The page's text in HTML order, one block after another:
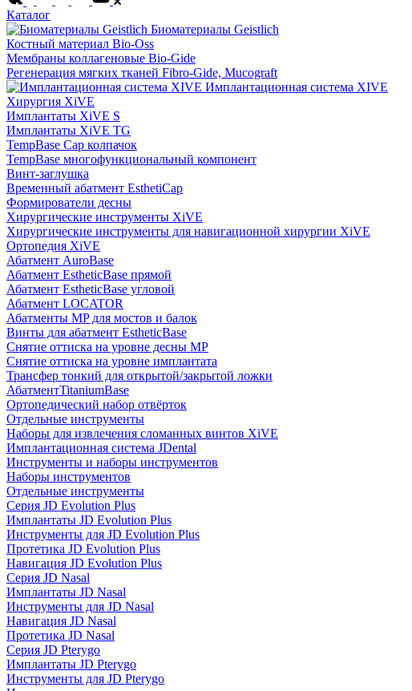
Каталог
Биоматериалы Geistlich
Костный материал Bio-Oss
Мембраны коллагеновые Bio-Gide
Регенерация мягких тканей Fibro-Gide, Mucograft
Имплантационная система XIVE
Хирургия XiVE
Имплантаты XiVE S
Имплантаты XiVE TG
TempBase Cap колпачок
TempBase многофункциональный компонент
Винт-заглушка
Временный абатмент EsthetiCap
Формирователи десны
Хирургические инструменты XiVE
Хирургические инструменты для навигационной хирургии XiVE
Ортопедия XiVE
Абатмент AuroBase
Абатмент EstheticBase прямой
Абатмент EstheticBase угловой
Абатмент LOCATOR
Абатменты MP для мостов и балок
Винты для абатмент EstheticBase
Снятие оттиска на уровне десны MP
Снятие оттиска на уровне имплантата
Трансфер тонкий для открытой/закрытой ложки
АбатментTitaniumBase
Ортопедический набор отвёрток
Отдельные инструменты
Наборы для извлечения сломанных винтов XiVE
Имплантационная система JDental
Инструменты и наборы инструментов
Наборы инструментов
Отдельные инструменты
Серия JD Evolution Plus
Имплантаты JD Evolution Plus
Инструменты для JD Evolution Plus
Протетика JD Evolution Plus
Навигация JD Evolution Plus
Серия JD Nasal
Имплантаты JD Nasal
Инструменты для JD Nasal
Навигация JD Nasal
Протетика JD Nasal
Серия JD Pterygo
Имплантаты JD Pterygo
Инструменты для JD Pterygo